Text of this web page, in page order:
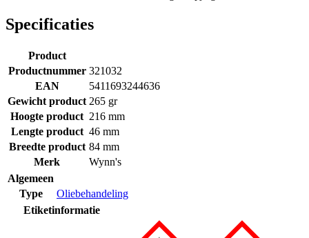
Specificaties
Product
Productnummer 321032
EAN
5411693244636
Gewicht product 265 gr
Hoogte product 216 mm
Lengte product 46 mm
Breedte product 84 mm
Merk
Wynn's
Algemeen
Type
Oliebehandeling
Etiketinformatie